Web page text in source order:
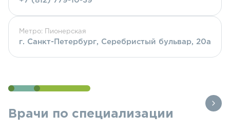
Метро: Пионерская
г. Санкт-Петербург, Серебристый бульвар, 20а
Врачи по специализации